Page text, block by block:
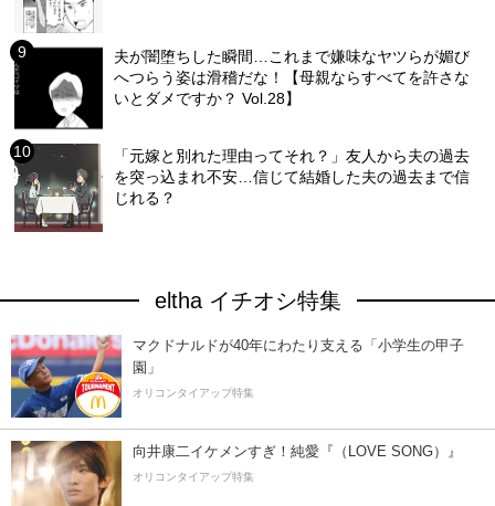
夫が闇堕ちした瞬間…これまで嫌味なヤツらが媚び
へつらう姿は滑稽だな！【母親ならすべてを許さな
いとダメですか？ Vol.28】
「元嫁と別れた理由ってそれ？」友人から夫の過去
を突っ込まれ不安…信じて結婚した夫の過去まで信
じれる？
eltha イチオシ特集
マクドナルドが40年にわたり支える「小学生の甲子
園」
オリコンタイアップ特集
向井康二イケメンすぎ！純愛『（LOVE SONG）』
オリコンタイアップ特集